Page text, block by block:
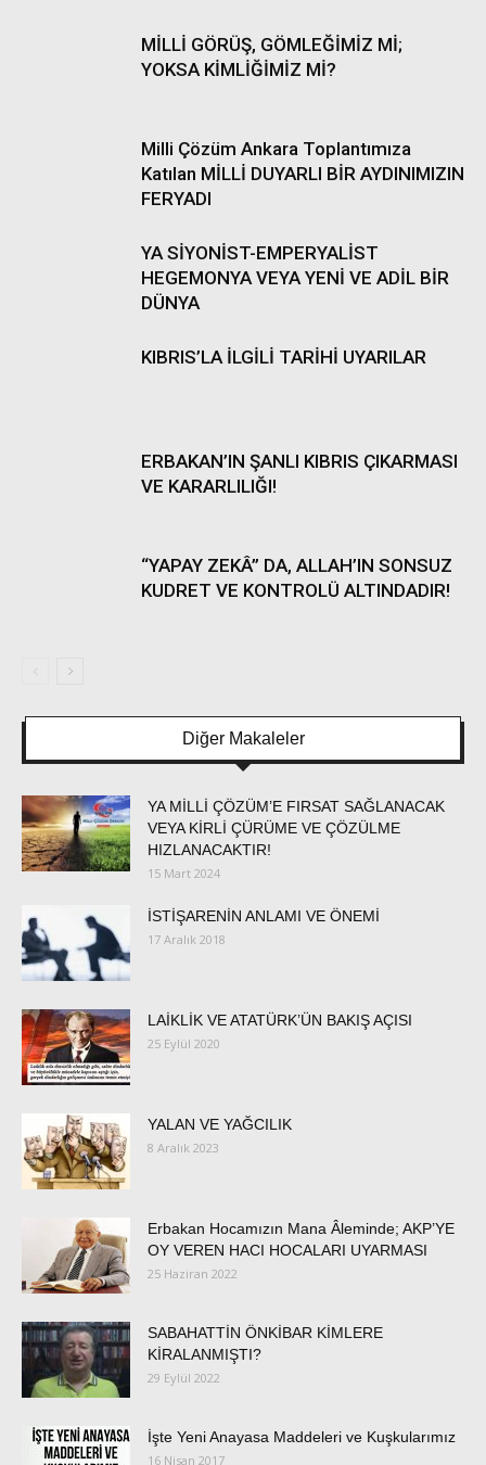
MİLLİ GÖRÜŞ, GÖMLEĞİMİZ Mİ;
YOKSA KİMLİĞİMİZ Mİ?
Milli Çözüm Ankara Toplantımıza
Katılan MİLLİ DUYARLI BİR AYDINIMIZIN
FERYADI
YA SİYONİST-EMPERYALİST
HEGEMONYA VEYA YENİ VE ADİL BİR
DÜNYA
KIBRIS’LA İLGİLİ TARİHİ UYARILAR
ERBAKAN’IN ŞANLI KIBRIS ÇIKARMASI
VE KARARLILIĞI!
“YAPAY ZEKÂ” DA, ALLAH’IN SONSUZ
KUDRET VE KONTROLÜ ALTINDADIR!
Diğer Makaleler
YA MİLLİ ÇÖZÜM’E FIRSAT SAĞLANACAK
VEYA KİRLİ ÇÜRÜME VE ÇÖZÜLME
HIZLANACAKTIR!
15 Mart 2024
İSTİŞARENİN ANLAMI VE ÖNEMİ
17 Aralık 2018
LAİKLİK VE ATATÜRK’ÜN BAKIŞ AÇISI
25 Eylül 2020
YALAN VE YAĞCILIK
8 Aralık 2023
Erbakan Hocamızın Mana Âleminde; AKP’YE
OY VEREN HACI HOCALARI UYARMASI
25 Haziran 2022
SABAHATTİN ÖNKİBAR KİMLERE
KİRALANMIŞTI?
29 Eylül 2022
İşte Yeni Anayasa Maddeleri ve Kuşkularımız
16 Nisan 2017